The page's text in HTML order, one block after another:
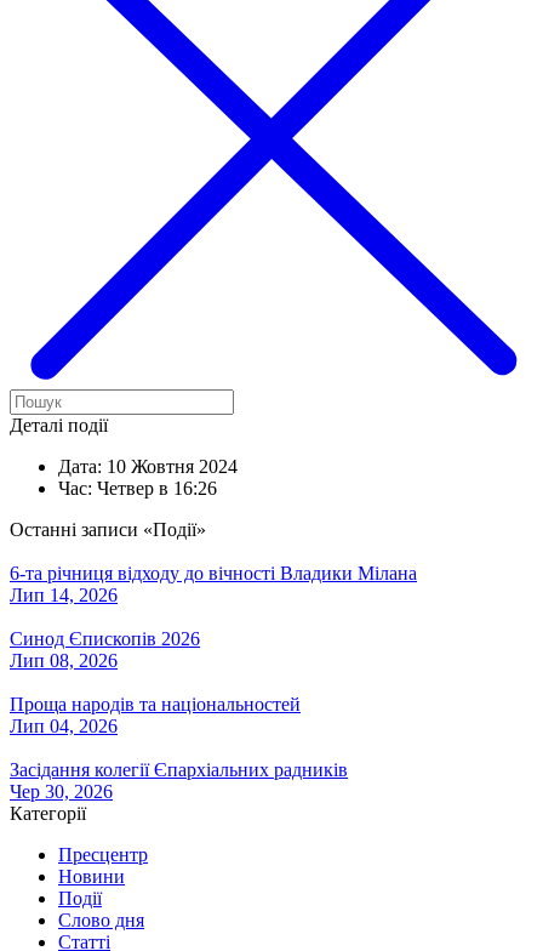
Деталі події
Дата: 10 Жовтня 2024
Час: Четвер в 16:26
Останні записи «Події»
6-та річниця відходу до вічності Владики Мілана
Лип 14, 2026
Синод Єпископів 2026
Лип 08, 2026
Проща народів та національностей
Лип 04, 2026
Засідання колегії Єпархіальних радників
Чер 30, 2026
Категорії
Пресцентр
Новини
Події
Слово дня
Статті